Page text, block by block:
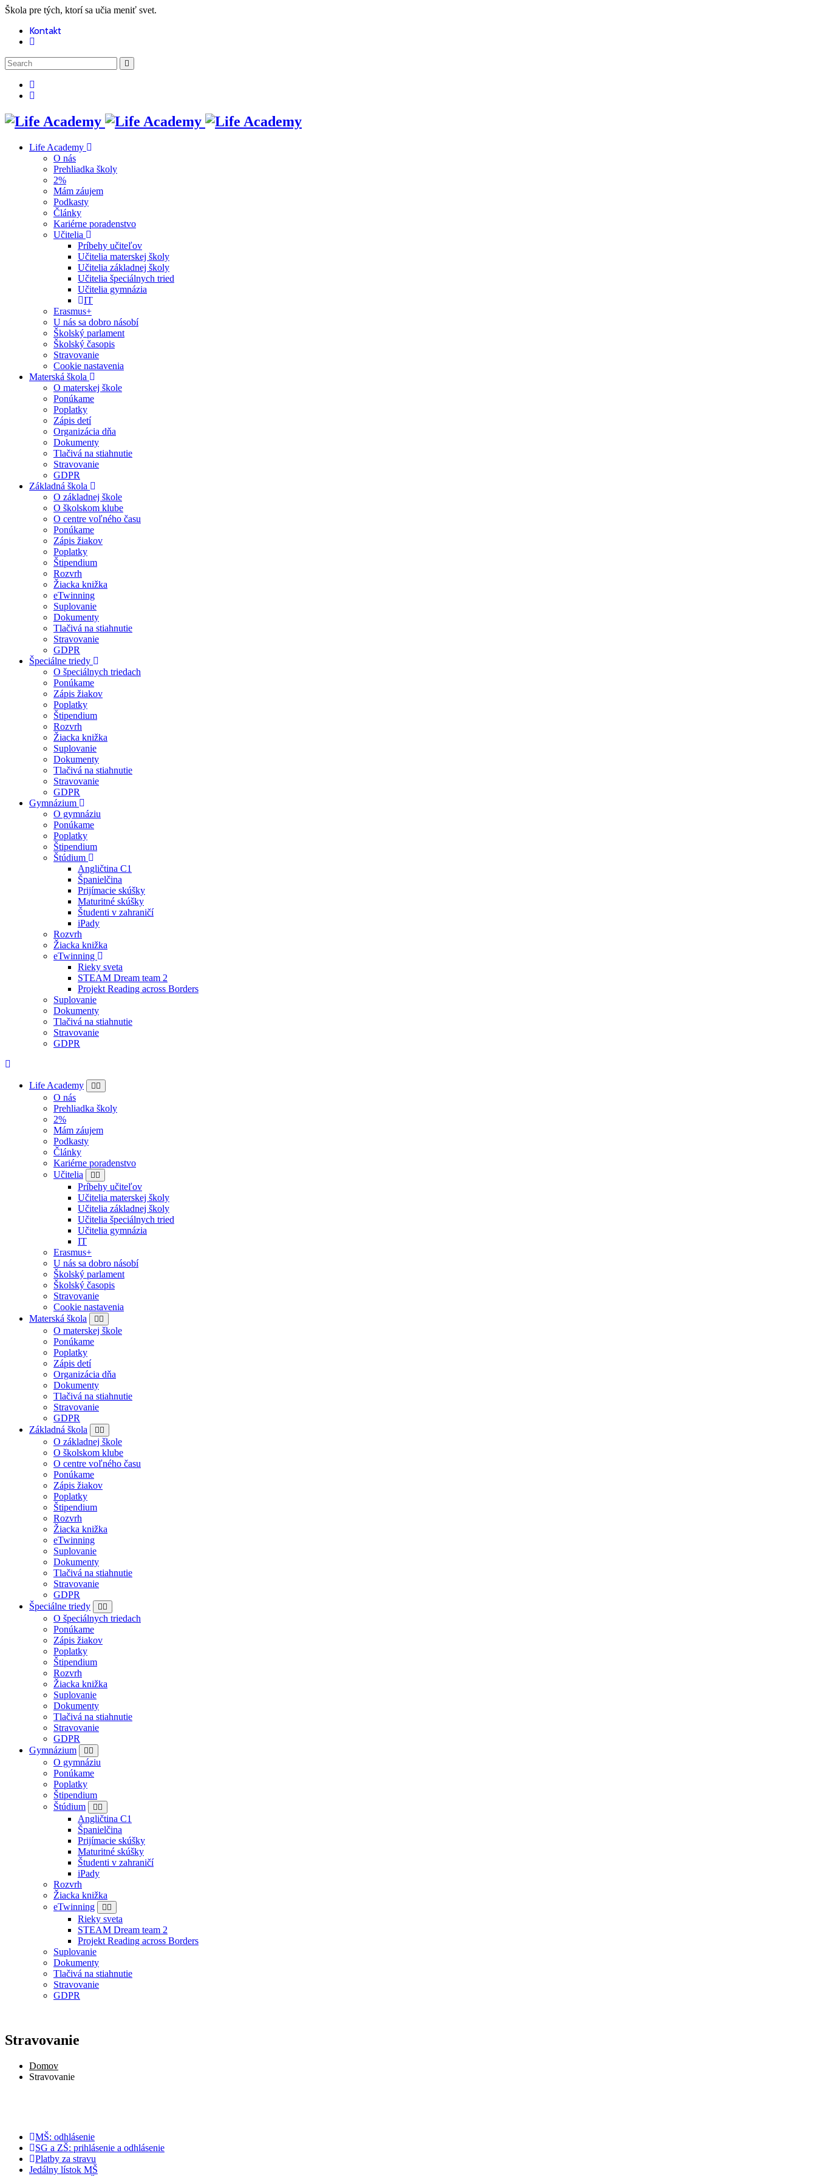
Škola pre tých, ktorí sa učia meniť svet.
Kontakt
Life Academy
O nás
Prehliadka školy
2%
Mám záujem
Podkasty
Články
Kariérne poradenstvo
Učitelia
Príbehy učiteľov
Učitelia materskej školy
Učitelia základnej školy
Učitelia špeciálnych tried
Učitelia gymnázia
IT
Erasmus+
U nás sa dobro násobí
Školský parlament
Školský časopis
Stravovanie
Cookie nastavenia
Materská škola
O materskej škole
Ponúkame
Poplatky
Zápis detí
Organizácia dňa
Dokumenty
Tlačivá na stiahnutie
Stravovanie
GDPR
Základná škola
O základnej škole
O školskom klube
O centre voľného času
Ponúkame
Zápis žiakov
Poplatky
Štipendium
Rozvrh
Žiacka knižka
eTwinning
Suplovanie
Dokumenty
Tlačivá na stiahnutie
Stravovanie
GDPR
Špeciálne triedy
O špeciálnych triedach
Ponúkame
Zápis žiakov
Poplatky
Štipendium
Rozvrh
Žiacka knižka
Suplovanie
Dokumenty
Tlačivá na stiahnutie
Stravovanie
GDPR
Gymnázium
O gymnáziu
Ponúkame
Poplatky
Štipendium
Štúdium
Angličtina C1
Španielčina
Prijímacie skúšky
Maturitné skúšky
Študenti v zahraničí
iPady
Rozvrh
Žiacka knižka
eTwinning
Rieky sveta
STEAM Dream team 2
Projekt Reading across Borders
Suplovanie
Dokumenty
Tlačivá na stiahnutie
Stravovanie
GDPR
Life Academy
O nás
Prehliadka školy
2%
Mám záujem
Podkasty
Články
Kariérne poradenstvo
Učitelia
Príbehy učiteľov
Učitelia materskej školy
Učitelia základnej školy
Učitelia špeciálnych tried
Učitelia gymnázia
IT
Erasmus+
U nás sa dobro násobí
Školský parlament
Školský časopis
Stravovanie
Cookie nastavenia
Materská škola
O materskej škole
Ponúkame
Poplatky
Zápis detí
Organizácia dňa
Dokumenty
Tlačivá na stiahnutie
Stravovanie
GDPR
Základná škola
O základnej škole
O školskom klube
O centre voľného času
Ponúkame
Zápis žiakov
Poplatky
Štipendium
Rozvrh
Žiacka knižka
eTwinning
Suplovanie
Dokumenty
Tlačivá na stiahnutie
Stravovanie
GDPR
Špeciálne triedy
O špeciálnych triedach
Ponúkame
Zápis žiakov
Poplatky
Štipendium
Rozvrh
Žiacka knižka
Suplovanie
Dokumenty
Tlačivá na stiahnutie
Stravovanie
GDPR
Gymnázium
O gymnáziu
Ponúkame
Poplatky
Štipendium
Štúdium
Angličtina C1
Španielčina
Prijímacie skúšky
Maturitné skúšky
Študenti v zahraničí
iPady
Rozvrh
Žiacka knižka
eTwinning
Rieky sveta
STEAM Dream team 2
Projekt Reading across Borders
Suplovanie
Dokumenty
Tlačivá na stiahnutie
Stravovanie
GDPR
Stravovanie
Domov
Stravovanie
MŠ: odhlásenie
SG a ZŠ: prihlásenie a odhlásenie
Platby za stravu
Jedálny lístok MŠ